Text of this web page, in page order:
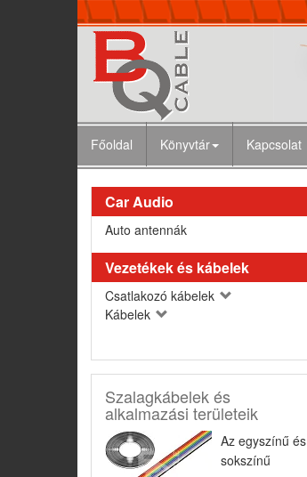
Főoldal Könyvtár Kapcsolat
Car Audio
Auto antennák
Vezetékek és kábelek
Csatlakozó kábelek
Kábelek
Szalagkábelek és
alkalmazási területeik
Az egyszínű és
sokszínű